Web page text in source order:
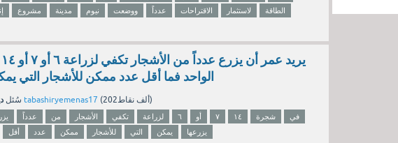
مشروع مدينة نيوم ووضعت عدداً الاقتراحات لاستثمار الطاقة
الواحد فما أقل عدد ممكن للأشجار التي
سُئل tabashiryemenas17 ( 202ألف نقاط)
عدداً من الأشجار تكفي لزراعة ٦ أو ٧ ١٤ شجرة
في
أقل
عدد ممكن للأشجار التي يمكن يزرعها